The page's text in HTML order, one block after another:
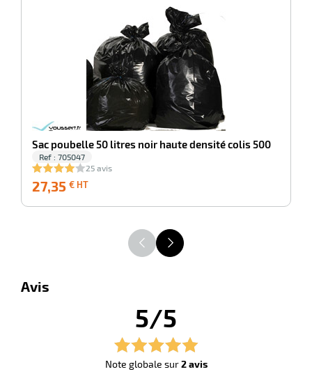
Sac poubelle 50 litres noir haute densité colis 500
Ref : 705047
25 avis
27,35 € HT
HT
Avis
5/5
Note globale sur2 avis